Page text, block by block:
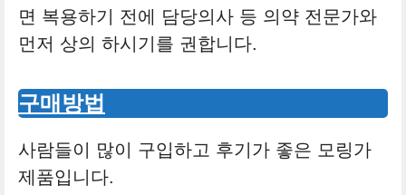
면 복용하기 전에 담당의사 등 의약 전문가와
먼저 상의 하시기를 권합니다.
구매방법
사람들이 많이 구입하고 후기가 좋은 모링가
제품입니다.